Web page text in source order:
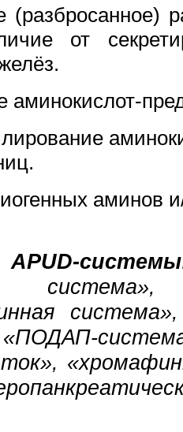
от
аминокислот-
аминов
APUD-
система»,
«ПОДАП-